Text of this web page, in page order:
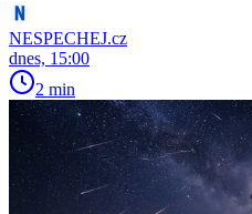
NESPECHEJ.cz
dnes, 15:00
2 min